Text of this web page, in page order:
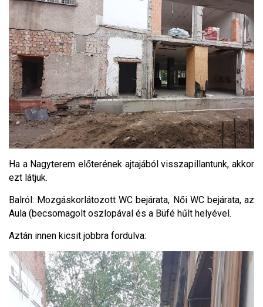
Ha a Nagyterem előterének ajtajából visszapillantunk, akkor
ezt látjuk.
Balról: Mozgáskorlátozott WC bejárata, Női WC bejárata, az
Aula (becsomagolt oszlopával és a Büfé hűlt helyével.
Aztán innen kicsit jobbra fordulva: